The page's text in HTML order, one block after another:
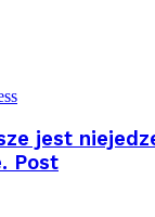
jest
Post